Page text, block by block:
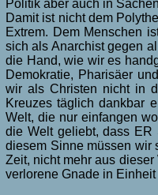
Politik aber auch in
Damit ist nicht dem
Extrem. Dem Menschen
sich als Anarchist gegen
die Hand, wie wir es
Demokratie, Pharisäer
wir als Christen nicht in
Kreuzes täglich dankbar
Welt, die nur einfangen
die Welt geliebt, dass ER
diesem Sinne müssen wir
Zeit, nicht mehr aus
verlorene Gnade in